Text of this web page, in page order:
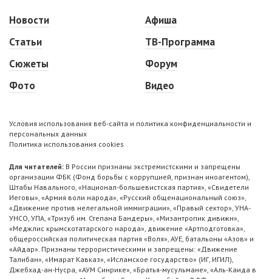
Новости
Статьи
Сюжеты
Фото
Афиша
ТВ-Программа
Форум
Видео
Условия использования веб-сайта и политика конфиденциальности и
персональных данных
Политика использования cookies
Для читателей: В России признаны экстремистскими и запрещены
организации ФБК (Фонд борьбы с коррупцией, признан иноагентом),
Штабы Навального, «Национал-большевистская партия», «Свидетели
Иеговы», «Армия воли народа», «Русский общенациональный союз»,
«Движение против нелегальной иммиграции», «Правый сектор», УНА-
УНСО, УПА, «Тризуб им. Степана Бандеры», «Мизантропик дивижн»,
«Меджлис крымскотатарского народа», движение «Артподготовка»,
общероссийская политическая партия «Воля», АУЕ, батальоны «Азов» и
«Айдар». Признаны террористическими и запрещены: «Движение
Талибан», «Имарат Кавказ», «Исламское государство» (ИГ, ИГИЛ),
Джебхад-ан-Нусра, «АУМ Синрике», «Братья-мусульмане», «Аль-Каида в